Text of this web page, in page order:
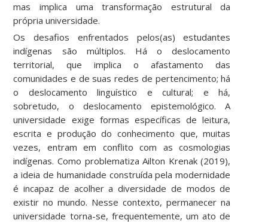
mas implica uma transformação estrutural da
própria universidade.
Os desafios enfrentados pelos(as) estudantes
indígenas são múltiplos. Há o deslocamento
territorial, que implica o afastamento das
comunidades e de suas redes de pertencimento; há
o deslocamento linguístico e cultural; e há,
sobretudo, o deslocamento epistemológico. A
universidade exige formas específicas de leitura,
escrita e produção do conhecimento que, muitas
vezes, entram em conflito com as cosmologias
indígenas. Como problematiza Ailton Krenak (2019),
a ideia de humanidade construída pela modernidade
é incapaz de acolher a diversidade de modos de
existir no mundo. Nesse contexto, permanecer na
universidade torna-se, frequentemente, um ato de